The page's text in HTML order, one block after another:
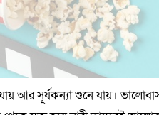
আর সূর্যকন্যা শুনে যায়।